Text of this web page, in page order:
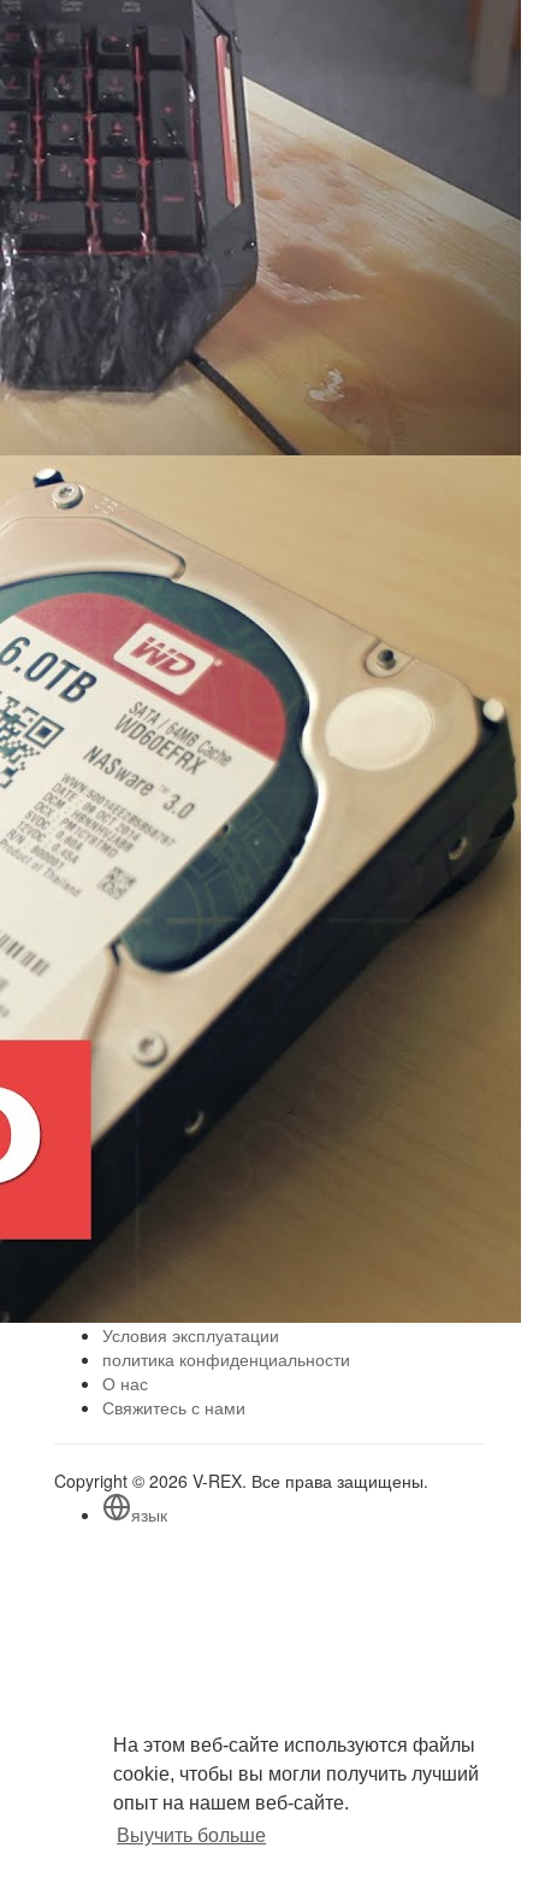
На этом веб-сайте используются файлы
cookie, чтобы вы могли получить лучший
опыт на нашем веб-сайте.
Выучить больше
Условия эксплуатации
политика конфиденциальности
О нас
Свяжитесь с нами
Copyright © 2026 V-REX. Все права защищены.
язык